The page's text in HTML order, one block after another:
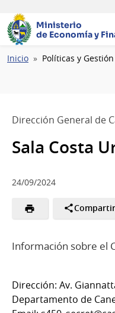
Ministerio
de Economía y
Ruta
Inicio Políticas y Gestión
Dirección General de
Sala Costa
24/09/2024
Compartir
Información sobre el
Dirección: Av.
Departamento de